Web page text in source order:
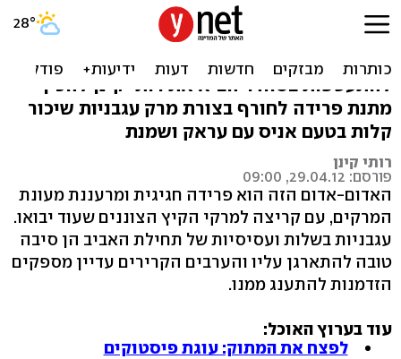
אחרון ודי: מרק עגבניות
מזג האוויר המתנדנד בין חולצה קצרה
להתעטפות בסוודר הביא את רותי קינן להכין
מתנת פרידה לחורף בצורת מרק עגבניות שיכור
קלות בטעם אניס עם עראק ושמנת
רותי קינן
פורסם: 29.04.12, 09:00
האדום-אדום הזה הוא פרידה חגיגית ומרעננת מעונת
המרקים, עם קריצה למרקי הקיץ הצוננים שעוד יבואו.
עגבניות בשלות ועסיסיות של תחילת האביב הן סיבה
טובה להתארגן עליו והערבים הקרירים עדיין מספקים
הזדמנות להתענג ממנו.
עוד בערוץ האוכל:
לפצח את המתוק: עוגת פיסטוקים